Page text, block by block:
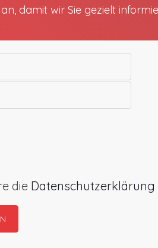
an, damit wir Sie gezielt
die Datenschutzerklärung